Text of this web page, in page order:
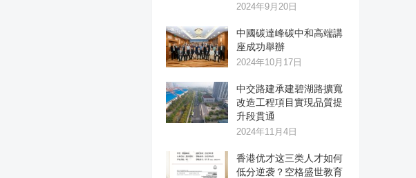
2024年9月20日
中國碳達峰碳中和高端講
座成功舉辦
2024年10月17日
中交路建承建碧湖路擴寬
改造工程項目實現品質提
升段貫通
2024年11月4日
香港优才这三类人才如何
低分逆袭？空格盛世教育